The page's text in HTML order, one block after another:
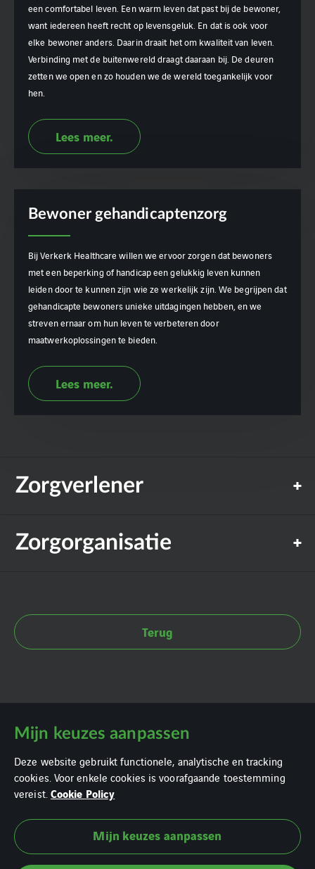
een comfortabel leven. Een warm leven dat past bij de bewoner,
want iedereen heeft recht op levensgeluk. En dat is ook voor
elke bewoner anders. Daarin draait het om kwaliteit van leven.
Verbinding met de buitenwereld draagt daaraan bij. De deuren
zetten we open en zo houden we de wereld toegankelijk voor
hen.
Lees meer.
Bewoner gehandicaptenzorg
Bij Verkerk Healthcare willen we ervoor zorgen dat bewoners
met een beperking of handicap een gelukkig leven kunnen
leiden door te kunnen zijn wie ze werkelijk zijn. We begrijpen dat
gehandicapte bewoners unieke uitdagingen hebben, en we
streven ernaar om hun leven te verbeteren door
maatwerkoplossingen te bieden.
Lees meer.
Zorgverlener
Zorgorganisatie
Terug
Cookie policy
Mijn keuzes aanpassen
Deze website gebruikt functionele, analytische en tracking
cookies. Voor enkele cookies is voorafgaande toestemming
vereist. Cookie Policy
Mijn keuzes aanpassen